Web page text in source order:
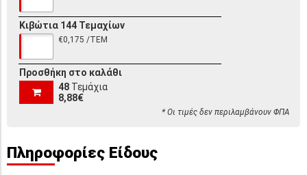
Κιβώτια 144 Τεμαχίων
€0,175 /ΤΕΜ
Προσθήκη στο καλάθι
48 Τεμάχια
8,88€
* Οι τιμές δεν περιλαμβάνουν ΦΠΑ
Πληροφορίες Είδους